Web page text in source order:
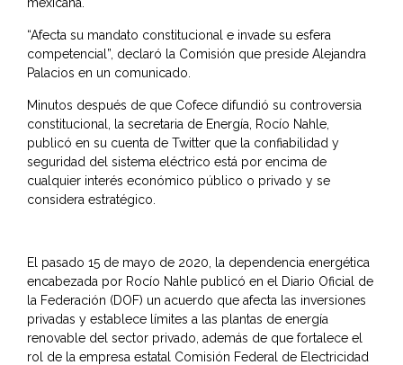
“Afecta su mandato constitucional e invade su esfera
competencial”, declaró la Comisión que preside Alejandra
Palacios en un comunicado.
Minutos después de que Cofece difundió su controversia
constitucional, la secretaria de Energía, Rocío Nahle,
publicó en su cuenta de Twitter que la confiabilidad y
seguridad del sistema eléctrico está por encima de
cualquier interés económico público o privado y se
considera estratégico.
El pasado 15 de mayo de 2020, la dependencia energética
encabezada por Rocío Nahle publicó en el Diario Oficial de
la Federación (DOF) un acuerdo que afecta las inversiones
privadas y establece límites a las plantas de energía
renovable del sector privado, además de que fortalece el
rol de la empresa estatal Comisión Federal de Electricidad